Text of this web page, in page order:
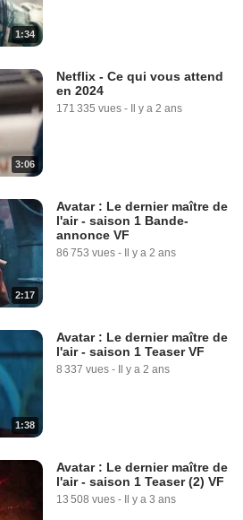
1:34
3:06
Netflix - Ce qui vous attend
en 2024
171 335 vues - Il y a 2 ans
2:17
Avatar : Le dernier maître de
l'air - saison 1 Bande-
annonce VF
86 753 vues - Il y a 2 ans
1:38
Avatar : Le dernier maître de
l'air - saison 1 Teaser VF
8 337 vues - Il y a 2 ans
Avatar : Le dernier maître de
l'air - saison 1 Teaser (2) VF
13 508 vues - Il y a 3 ans